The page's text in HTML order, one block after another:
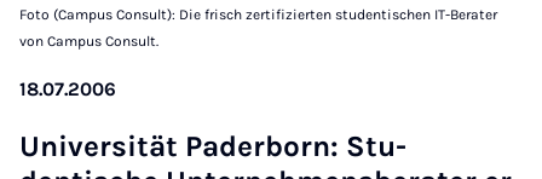
Foto (Campus Consult): Die frisch zertifizierten studentischen IT-Berater
von Campus Consult.
18.07.2006
Uni­versität Pader­born: Stu­